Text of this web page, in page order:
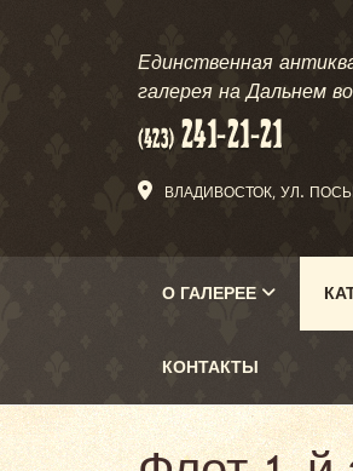
Единственная
галерея на Дальнем
ВЛАДИВОСТОК, УЛ.
О ГАЛЕРЕЕ
КОНТАКТЫ